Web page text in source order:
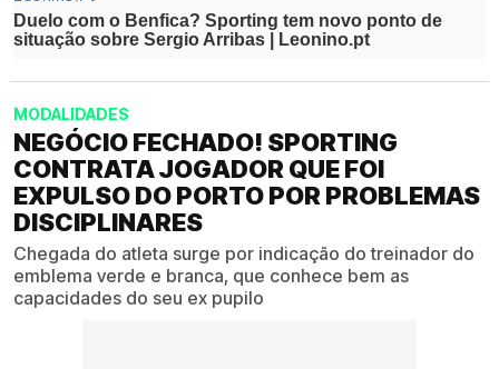
MODALIDADES
NEGÓCIO FECHADO! SPORTING
CONTRATA JOGADOR QUE FOI
EXPULSO DO PORTO POR PROBLEMAS
DISCIPLINARES
Chegada do atleta surge por indicação do treinador do
emblema verde e branca, que conhece bem as
capacidades do seu ex pupilo